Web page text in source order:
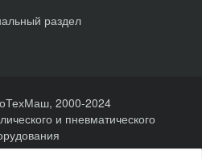
раздел
2000-2024
и пневматического